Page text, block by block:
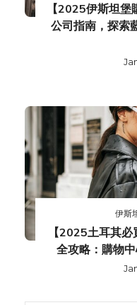
【2025伊斯坦
公司指南，探索
伊斯
【2025土耳其
全攻略：購物